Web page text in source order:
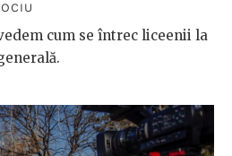
cum se întrec liceenii la